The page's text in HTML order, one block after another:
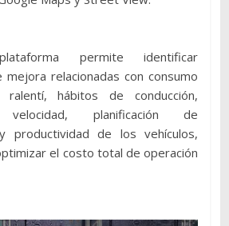
permite identificar
relacionadas con consumo
ralentí, hábitos de conducción,
planificación de
productividad de los vehículos,
el costo total de operación